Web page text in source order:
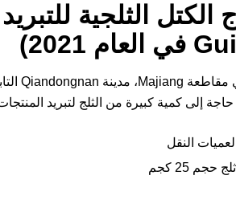
إلى كمية كبيرة من الثلج لتبريد
لعميات النقل
25 كجم